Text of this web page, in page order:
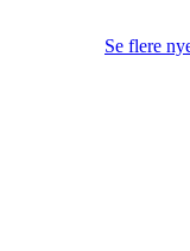
Se flere